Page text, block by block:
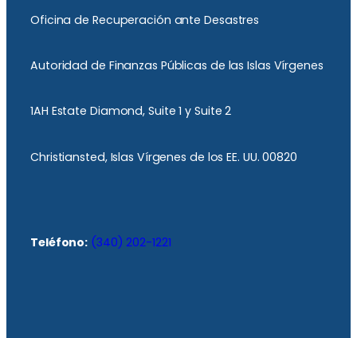
Oficina de Recuperación ante Desastres
Autoridad de Finanzas Públicas de las Islas Vírgenes
1AH Estate Diamond, Suite 1 y Suite 2
Christiansted, Islas Vírgenes de los EE. UU. 00820
Teléfono: (340) 202-1221